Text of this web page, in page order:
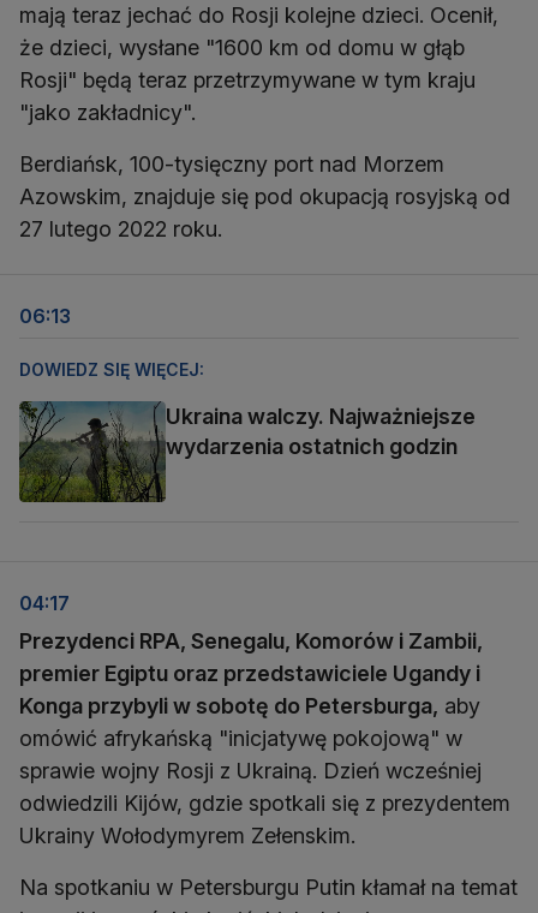
mają teraz jechać do Rosji kolejne dzieci. Ocenił,
że dzieci, wysłane "1600 km od domu w głąb
Rosji" będą teraz przetrzymywane w tym kraju
"jako zakładnicy".
Berdiańsk, 100-tysięczny port nad Morzem
Azowskim, znajduje się pod okupacją rosyjską od
27 lutego 2022 roku.
06:13
DOWIEDZ SIĘ WIĘCEJ:
Ukraina walczy. Najważniejsze
wydarzenia ostatnich godzin
04:17
Prezydenci RPA, Senegalu, Komorów i Zambii,
premier Egiptu oraz przedstawiciele Ugandy i
Konga przybyli w sobotę do Petersburga, aby
omówić afrykańską "inicjatywę pokojową" w
sprawie wojny Rosji z Ukrainą. Dzień wcześniej
odwiedzili Kijów, gdzie spotkali się z prezydentem
Ukrainy Wołodymyrem Zełenskim.
Na spotkaniu w Petersburgu Putin kłamał na temat